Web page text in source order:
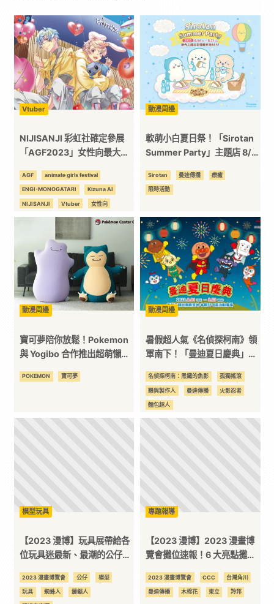
Paradaily
遊
戲
｜
動
漫
二
次
元
｜
3C
全
方
位
Vtuber
NIJISANJI 彩虹社確定參展
「AGF2023」女性向最大盛
AGF animate girls festival
ENGI-MONOGATARI Kizuna AI
NIJISANJI Vtuber 女性向
動漫周邊
軟萌小白夏日祭！「Sirotan
Summer Party」主題店 8/4
Sirotan 曼迪傳播 療癒
限時活動
動漫周邊
寶可夢陪你放鬆！Pokemon
與 Yogibo 合作推出超萌懶骨
POKEMON 寶可夢
動漫周邊
暑假超人氣《名偵探柯南》領
軍南下！「曼迪夏日慶典」
名偵探柯南：黑鐵的魚影 孤獨搖滾
戀與製作人 曼迪傳播 火影忍者
麵包超人
模型玩具
【2023 漫博】玩具展帶給各
位玩具迷最新、最潮的公仔玩
2023 漫畫博覽會 公仔 模型
玩具 蜘蛛人 鏈鋸人
專題報導
【2023 漫博】2023 漫畫博
覽會攤位速報！6 大亮點攤位
2023 漫畫博覽會 CCC 台灣角川
曼迪傳播 木棉花 東立 羚邦